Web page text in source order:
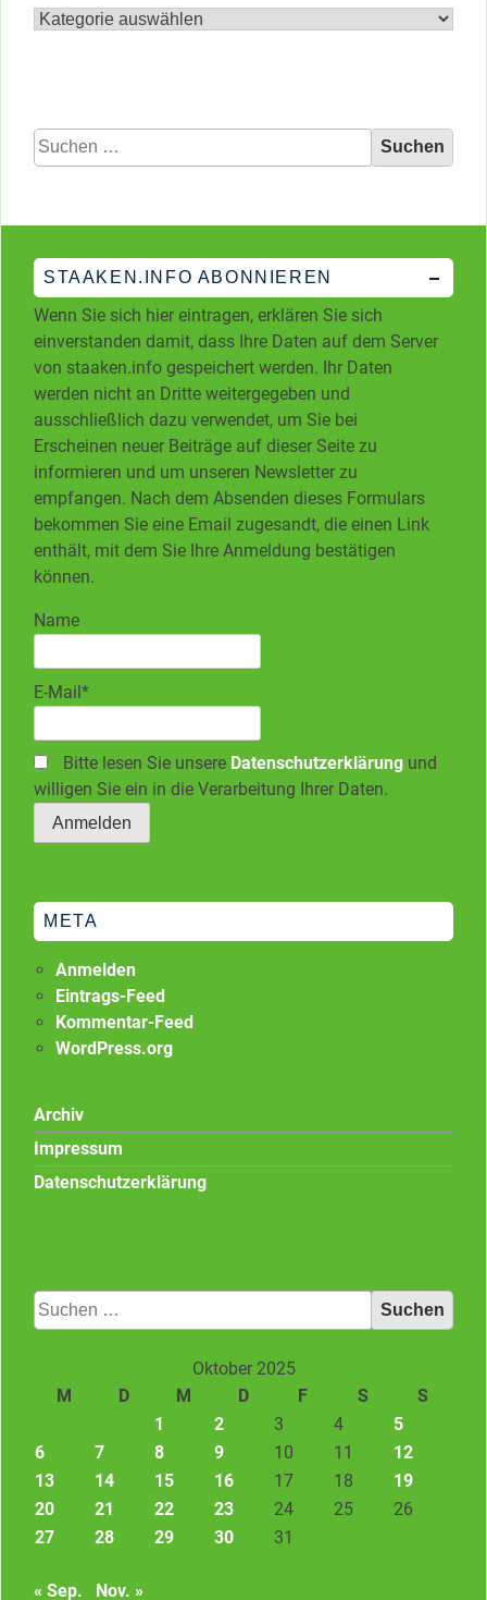
nach
Suchen
nach:
STAAKEN.INFO ABONNIEREN
Wenn Sie sich hier eintragen, erklären Sie sich
einverstanden damit, dass Ihre Daten auf dem Server
von staaken.info gespeichert werden. Ihr Daten
werden nicht an Dritte weitergegeben und
ausschließlich dazu verwendet, um Sie bei
Erscheinen neuer Beiträge auf dieser Seite zu
informieren und um unseren Newsletter zu
empfangen. Nach dem Absenden dieses Formulars
bekommen Sie eine Email zugesandt, die einen Link
enthält, mit dem Sie Ihre Anmeldung bestätigen
können.
Name
E-Mail*
Bitte lesen Sie unsere Datenschutzerklärung und
willigen Sie ein in die Verarbeitung Ihrer Daten.
META
Anmelden
Eintrags-Feed
Kommentar-Feed
WordPress.org
Archiv
Impressum
Datenschutzerklärung
Suchen
nach:
Oktober 2025
M
D M D F S
S
1
2 3 4
5
6
7 8 9 10 11
12
13
14 15 16 17 18
19
20
21 22 23 24 25
26
27
28 29 30 31
« Sep. Nov. »